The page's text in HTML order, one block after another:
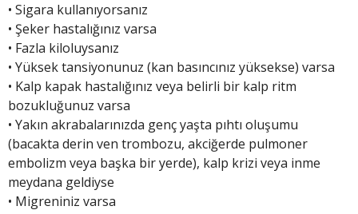
• Sigara kullanıyorsanız
• Şeker hastalığınız varsa
• Fazla kiloluysanız
• Yüksek tansiyonunuz (kan basıncınız yüksekse) varsa
• Kalp kapak hastalığınız veya belirli bir kalp ritm
bozukluğunuz varsa
• Yakın akrabalarınızda genç yaşta pıhtı oluşumu
(bacakta derin ven trombozu, akciğerde pulmoner
embolizm veya başka bir yerde), kalp krizi veya inme
meydana geldiyse
• Migreniniz varsa